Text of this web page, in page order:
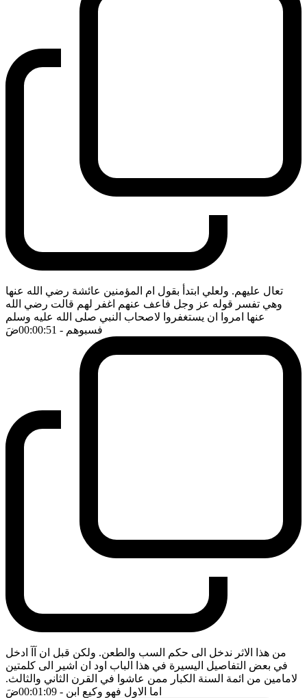
تعال عليهم. ولعلي ابتدأ بقول ام المؤمنين عائشة رضي الله عنها
وهي تفسر قوله عز وجل فاعف عنهم اغفر لهم قالت رضي الله
عنها امروا ان يستغفروا لاصحاب النبي صلى الله عليه وسلم
فسبوهم - 00:00:51 ضَ
من هذا الاثر ندخل الى حكم السب والطعن. ولكن قبل ان آآ ادخل
في بعض التفاصيل اليسيرة في هذا الباب اود ان اشير الى كلمتين
لامامين من ائمة السنة الكبار ممن عاشوا في القرن الثاني والثالث.
اما الاول فهو وكيع ابن - 00:01:09 ضَ